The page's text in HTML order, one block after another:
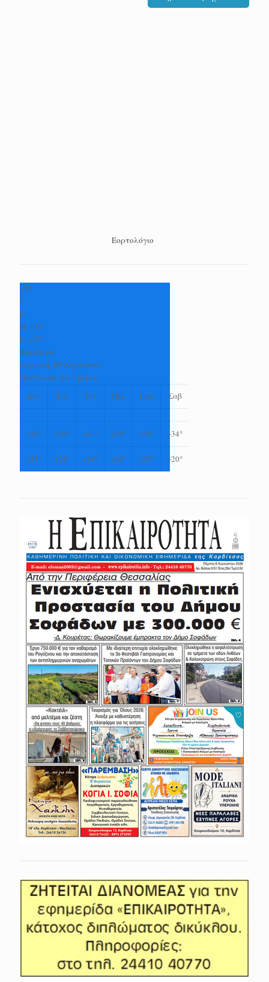
Εορτολόγιο
+33
°
C
H: +35°
L: +27°
Καρδίτσα
Κυριακή, 09 Αύγουστος
Πρόγνωση για 7 μέρες
Δευ
Τρι Τετ Πεμ Παρ Σαβ
+35° +39° +40° +39° +36° +34°
+25° +24° +24° +24° +23° +20°